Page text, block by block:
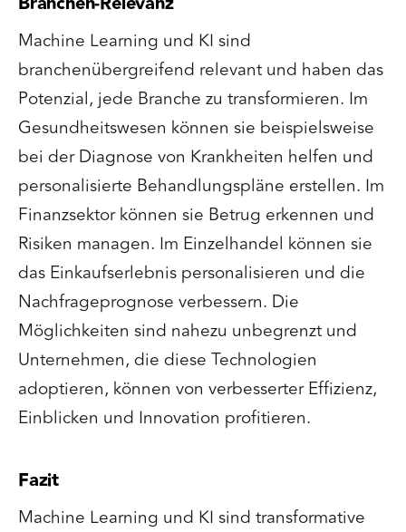
Machine Learning und KI sind
branchenübergreifend relevant und haben das
Potenzial, jede Branche zu transformieren. Im
Gesundheitswesen können sie beispielsweise
bei der Diagnose von Krankheiten helfen und
personalisierte Behandlungspläne erstellen. Im
Finanzsektor können sie Betrug erkennen und
Risiken managen. Im Einzelhandel können sie
das Einkaufserlebnis personalisieren und die
Nachfrageprognose verbessern. Die
Möglichkeiten sind nahezu unbegrenzt und
Unternehmen, die diese Technologien
adoptieren, können von verbesserter Effizienz,
Einblicken und Innovation profitieren.
Fazit
Machine Learning und KI sind transformative